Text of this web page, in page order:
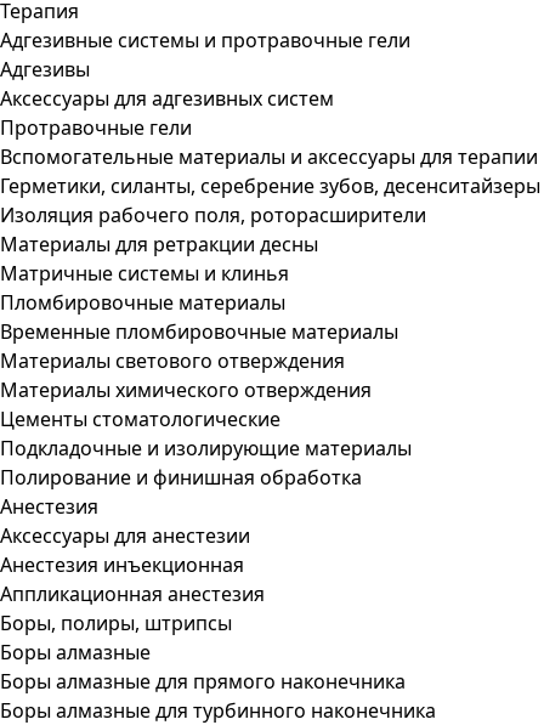
Терапия
Адгезивные системы и протравочные гели
Адгезивы
Аксессуары для адгезивных систем
Протравочные гели
Вспомогательные материалы и аксессуары для терапии
Герметики, силанты, серебрение зубов, десенситайзеры
Изоляция рабочего поля, роторасширители
Материалы для ретракции десны
Матричные системы и клинья
Пломбировочные материалы
Временные пломбировочные материалы
Материалы светового отверждения
Материалы химического отверждения
Цементы стоматологические
Подкладочные и изолирующие материалы
Полирование и финишная обработка
Анестезия
Аксессуары для анестезии
Анестезия инъекционная
Аппликационная анестезия
Боры, полиры, штрипсы
Боры алмазные
Боры алмазные для прямого наконечника
Боры алмазные для турбинного наконечника